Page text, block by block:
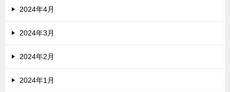
2024年4月
2024年3月
2024年2月
2024年1月